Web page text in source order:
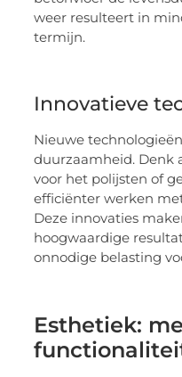
weer resulteert in
termijn.
Innovatieve
Nieuwe
duurzaamheid. Denk
voor het polijsten of
efficiënter werken
Deze innovaties
hoogwaardige
onnodige belasting
Esthetiek: